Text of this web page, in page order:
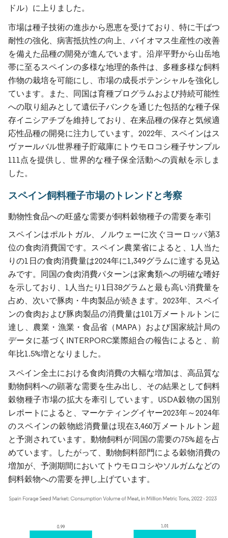
ドル）に上りました。
市場は種子技術の進歩から恩恵を受けており、特に干ばつ
耐性の強化、病害抵抗性の向上、バイオマス生産性の改善
を備えた品種の開発が進んでいます。沿岸平野から山岳地
帯に至るスペインの多様な地理的条件は、多種多様な飼料
作物の栽培を可能にし、市場の成長ポテンシャルを強化し
ています。また、同国は育種プログラムおよび持続可能性
への取り組みとして遺伝子バンクを通じた包括的な種子保
存イニシアチブを維持しており、在来品種の保存と気候適
応性品種の開発に注力しています。2022年、スペインはス
ヴァールバル世界種子貯蔵庫にトウモロコシ種子サンプル
111点を提供し、世界的な種子保全活動への貢献を示しま
した。
スペイン飼料種子市場のトレンドと考察
動物性食品への旺盛な需要が飼料穀物種子の需要を牽引
スペインはポルトガル、ノルウェーに次ぐヨーロッパ第3
位の食肉消費国です。スペイン農業省によると、1人当た
りの1日の食肉消費量は2024年に1,349グラムに達する見込
みです。同国の食肉消費パターンは家禽類への明確な嗜好
を示しており、1人当たり1日38グラムと最も高い消費量を
占め、次いで豚肉・牛肉製品が続きます。2023年、スペイ
ンの食肉および豚肉製品の消費量は101万メートルトンに
達し、農業・漁業・食品省（MAPA）および国家統計局の
データに基づくINTERPORC業際組合の報告によると、前
年比1.5%増となりました。
スペイン全土における食肉消費の大幅な増加は、高品質な
動物飼料への顕著な需要を生み出し、その結果として飼料
穀物種子市場の拡大を牽引しています。USDA穀物の国別
レポートによると、マーケティングイヤー2023年～2024年
のスペインの穀物総消費量は現在3,460万メートルトン超
と予測されています。動物飼料が同国の需要の75%超を占
めています。したがって、動物飼料部門による穀物消費の
増加が、予測期間においてトウモロコシやソルガムなどの
飼料穀物への需要を押し上げています。